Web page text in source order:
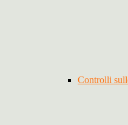
Controlli